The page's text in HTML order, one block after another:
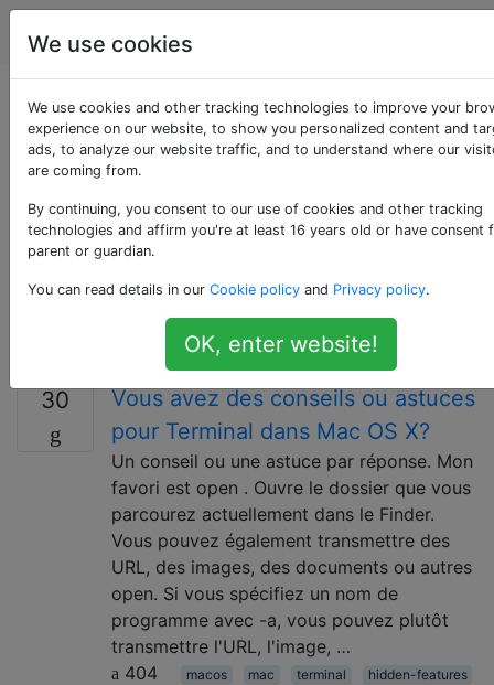
Apple
Questions marquées
«terminal»
Les questions sur l'application Terminal ou son
émulation de terminal doivent utiliser cette balise.
sur les shells ou les programmes de ligne de
commande qui n'impliquent pas spécifiquement
30
Vous avez des conseils ou astuces
pour Terminal dans Mac OS X?
Un conseil ou une astuce par réponse. Mon
favori est open . Ouvre le dossier que vous
parcourez actuellement dans le Finder.
Vous pouvez également transmettre des
URL, des images, des documents ou autres
open. Si vous spécifiez un nom de
programme avec -a, vous pouvez plutôt
transmettre l'URL, l'image, …
404
macos mac terminal hidden-features
We use cookies
We use cookies and other tracking technologies to improve your
experience on our website, to show you personalized content and
ads, to analyze our website traffic, and to understand where our
are coming from.
By continuing, you consent to our use of cookies and other tracking
technologies and affirm you're at least 16 years old or have consent
parent or guardian.
You can read details in our Cookie policy and Privacy policy.
OK, enter website!